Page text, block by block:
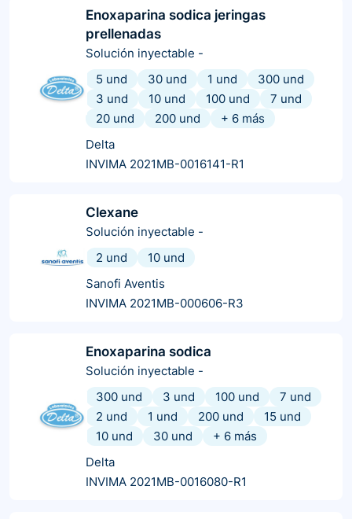
Enoxaparina sodica jeringas
prellenadas
Solución inyectable -
5 und
30 und 1 und
300 und
3 und
10 und 100 und
7 und
20 und
200 und + 6 más
Delta
INVIMA 2021MB-0016141-R1
Clexane
Solución inyectable -
2 und
10 und
Sanofi Aventis
INVIMA 2021MB-000606-R3
Enoxaparina sodica
Solución inyectable -
300 und
3 und 100 und
7 und
2 und
1 und 200 und
15 und
10 und
30 und + 6 más
Delta
INVIMA 2021MB-0016080-R1